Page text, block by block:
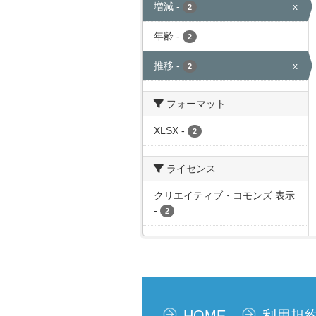
増減 - 2 x
年齢 - 2
推移 - 2 x
フォーマット
XLSX - 2
ライセンス
クリエイティブ・コモンズ 表示
-
2